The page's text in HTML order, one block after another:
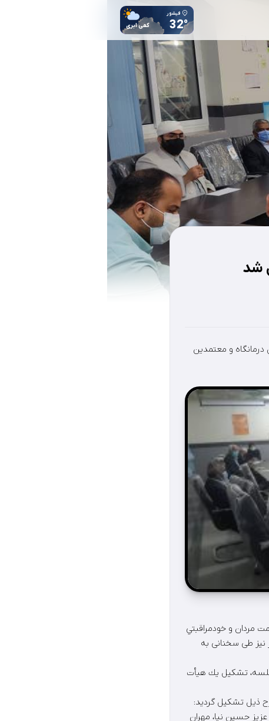
فیشور
32° کمی ابری
شد
درمانگاه و معتمدين
مردان و خودمراقبتي
نيز طی سخنانی به
جلسه، تشكيل يك هيأت
ذيل تشكيل گرديد:
عزيز حسين نيا، مهران